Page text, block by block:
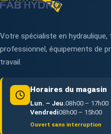
Votre spécialiste en
professionnel, équipements de
travail.
Horaires du magasin
Lun. – Jeu.08h00 – 17h00
Vendredi08h00 – 15h00
Ouvert sans interruption